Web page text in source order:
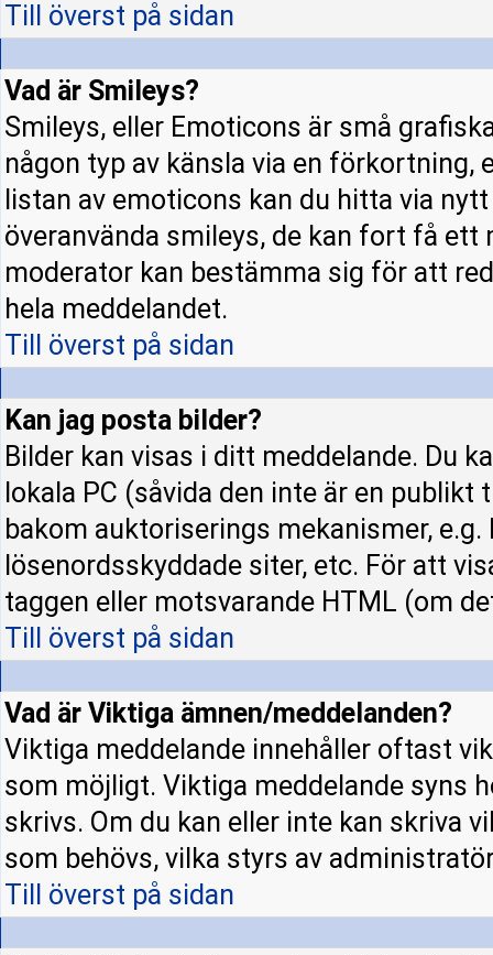
Till överst på sidan
Vad är Smileys?
Smileys, eller Emoticons är små
någon typ av känsla via en förkortning,
listan av emoticons kan du hitta via
överanvända smileys, de kan fort få
moderator kan bestämma sig för att
hela meddelandet.
Till överst på sidan
Kan jag posta bilder?
Bilder kan visas i ditt meddelande. Du
lokala PC (såvida den inte är en
bakom auktoriserings mekanismer,
lösenordsskyddade siter, etc. För att
taggen eller motsvarande HTML (om
Till överst på sidan
Vad är Viktiga ämnen/meddelanden?
Viktiga meddelande innehåller oftast
som möjligt. Viktiga meddelande syns
skrivs. Om du kan eller inte kan skriva
som behövs, vilka styrs av
Till överst på sidan